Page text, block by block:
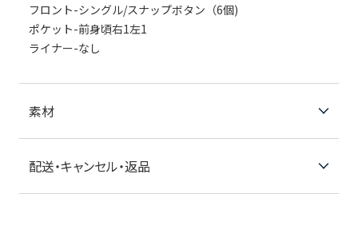
フロント-シングル/スナップボタン（6個)
ポケット-前身頃右1左1
ライナー-なし
素材
配送・キャンセル・返品